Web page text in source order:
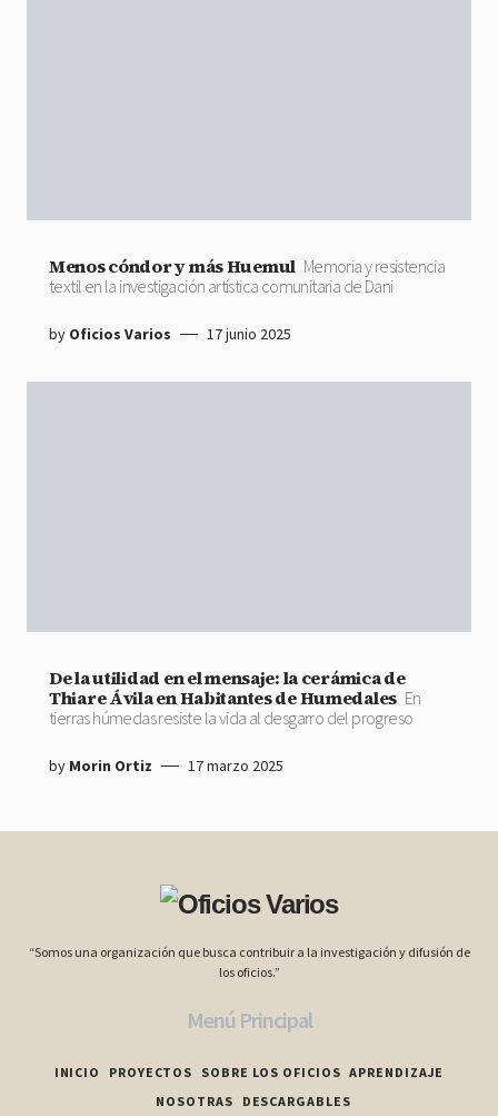
Menos cóndor y más Huemul Memoria y resistencia
textil en la investigación artística comunitaria de Dani
by Oficios Varios 17 junio 2025
De la utilidad en el mensaje: la cerámica de
Thiare Ávila en Habitantes de Humedales En
tierras húmedas resiste la vida al desgarro del progreso
by Morin Ortiz 17 marzo 2025
“Somos una organización que busca contribuir a la investigación y difusión de
los oficios.”
Menú Principal
INICIO PROYECTOS SOBRE LOS OFICIOS APRENDIZAJE
NOSOTRAS
DESCARGABLES